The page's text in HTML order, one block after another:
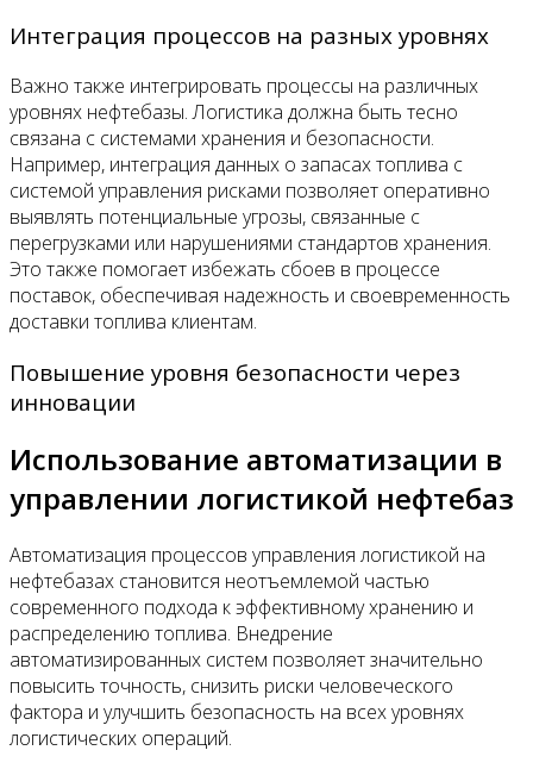
Интеграция процессов на разных уровнях
Важно также интегрировать процессы на различных
уровнях нефтебазы. Логистика должна быть тесно
связана с системами хранения и безопасности.
Например, интеграция данных о запасах топлива с
системой управления рисками позволяет оперативно
выявлять потенциальные угрозы, связанные с
перегрузками или нарушениями стандартов хранения.
Это также помогает избежать сбоев в процессе
поставок, обеспечивая надежность и своевременность
доставки топлива клиентам.
Повышение уровня безопасности через
инновации
Использование автоматизации в
управлении логистикой нефтебаз
Автоматизация процессов управления логистикой на
нефтебазах становится неотъемлемой частью
современного подхода к эффективному хранению и
распределению топлива. Внедрение
автоматизированных систем позволяет значительно
повысить точность, снизить риски человеческого
фактора и улучшить безопасность на всех уровнях
логистических операций.